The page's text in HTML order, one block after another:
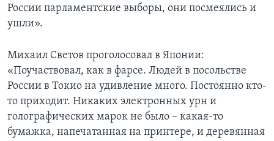
России парламентские выборы, они посмеялись и
ушли».
Михаил Светов проголосовал в Японии:
«Поучаствовал, как в фарсе. Людей в посольстве
России в Токио на удивление много. Постоянно кто-
то приходит. Никаких электронных урн и
голографических марок не было – какая-то
бумажка, напечатанная на принтере, и деревянная